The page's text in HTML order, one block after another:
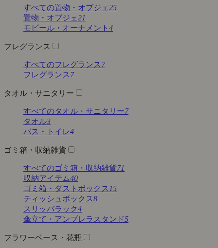
すべての置物・オブジェ25
置物・オブジェ21
モビール・オーナメント 4
フレグランス
すべてのフレグランス 7
フレグランス 7
タオル・サニタリー
すべてのタオル・サニタリー7
タオル3
バス・トイレ4
ゴミ箱・収納雑貨
すべてのゴミ箱・収納雑貨71
収納アイテム40
ゴミ箱・ダストボックス 15
ティッシュボックス8
スリッパラック4
傘立て・アンブレラスタンド5
フラワーベース・花瓶